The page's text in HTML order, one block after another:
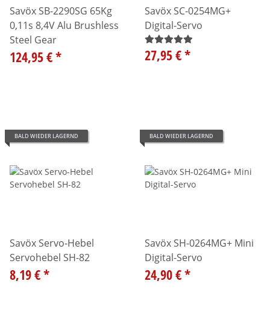
Savöx SB-2290SG 65Kg
0,11s 8,4V Alu Brushless
Steel Gear
124,95 €*
Savöx SC-0254MG+
Digital-Servo
27,95 €*
BALD WIEDER LAGERND
Savöx Servo-Hebel
Servohebel SH-82
8,19 €*
BALD WIEDER LAGERND
Savöx SH-0264MG+ Mini
Digital-Servo
24,90 €*